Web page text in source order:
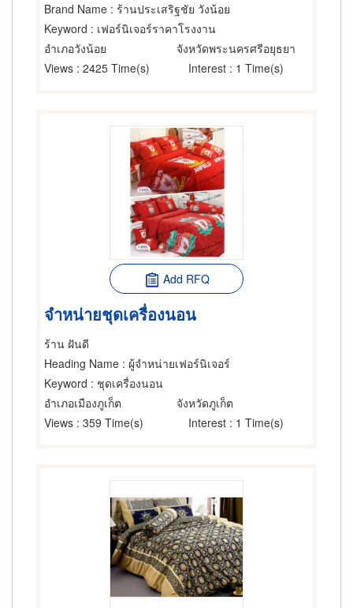
Brand Name : ร้านประเสริฐชัย วังน้อย
Keyword : เฟอร์นิเจอร์ราคาโรงงาน
อำเภอวังน้อย
จังหวัดพระนครศรีอยุธยา
Views : 2425 Time(s) Interest : 1 Time(s)
Add RFQ
จำหน่ายชุดเครื่องนอน
ร้าน ฝันดี
Heading Name : ผู้จำหน่ายเฟอร์นิเจอร์
Keyword : ชุดเครื่องนอน
อำเภอเมืองภูเก็ต
จังหวัดภูเก็ต
Views : 359 Time(s) Interest : 1 Time(s)